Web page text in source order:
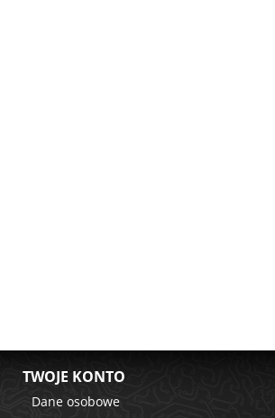
TWOJE KONTO
Dane osobowe